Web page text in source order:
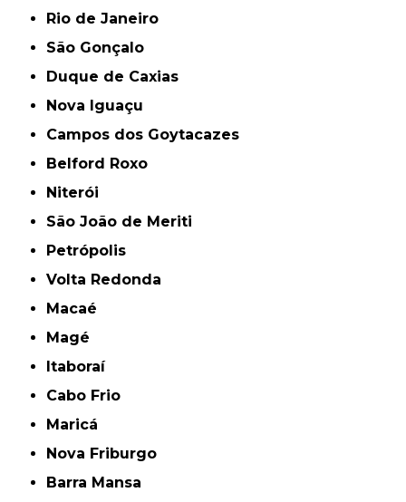
Rio de Janeiro
São Gonçalo
Duque de Caxias
Nova Iguaçu
Campos dos Goytacazes
Belford Roxo
Niterói
São João de Meriti
Petrópolis
Volta Redonda
Macaé
Magé
Itaboraí
Cabo Frio
Maricá
Nova Friburgo
Barra Mansa